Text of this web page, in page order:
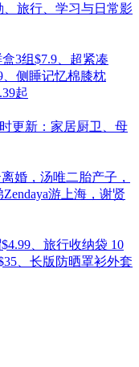
旅行、学习与日常影
3组$7.9、超紧凑
、侧睡记忆棉膝枕
起
更新：家居厨卫、母
婚，汤唯二胎产子，
游上海，谢贤
、旅行收纳袋 10
、长版防晒罩衫外套